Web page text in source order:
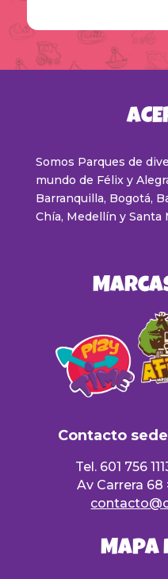
Somos Parques de
mundo de Félix y
Barranquilla, Bogotá,
Chía, Medellín y Santa
Contacto
Tel. 601 756
Av Carrera 68